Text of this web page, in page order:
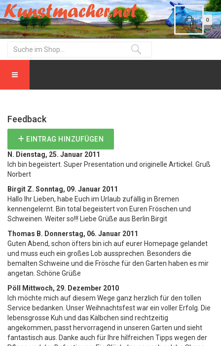
0
Feedback
EINTRAG HINZUFÜGEN
N. Dienstag, 25. Januar 2011
Ich bin begeistert. Super Presentation und originelle Artickel. Gruß
Norbert
Birgit Z. Sonntag, 09. Januar 2011
Hallo Ihr Lieben, habe Euch im Urlaub zufällig in Bremen
kennengelernt. Bin total begeistert von Euren Fröschen und
Schweinen. Weiter so!!! Liebe Grüße aus Berlin Birgit
Thomas B. Donnerstag, 06. Januar 2011
Guten Abend, schon öfters bin ich auf eurer Homepage gelandet
und muss euch ein großes Lob aussprechen. Besonders die
bemalten Schweine und die Frösche für den Garten haben es mir
angetan. Schöne Grüße
Pöll
Mittwoch, 29. Dezember 2010
Ich möchte mich auf diesem Wege ganz herzlich für den tollen
Service bedanken. Unser Weihnachtsfest war ein voller Erfolg. Die
lebensgrosse Kuh und das Kälbchen sind rechtzeitig
angekommen, passt hervorragend in unseren Garten und sieht
fantastisch aus. Danke auch für Ihre hilfreichen Tipps wegen der